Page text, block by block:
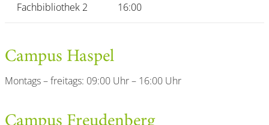
Fachbibliothek 2
16:00
Campus Haspel
Montags – freitags: 09:00 Uhr – 16:00 Uhr